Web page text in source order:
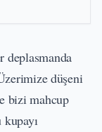
deplasmanda
düşeni
bizi mahcup